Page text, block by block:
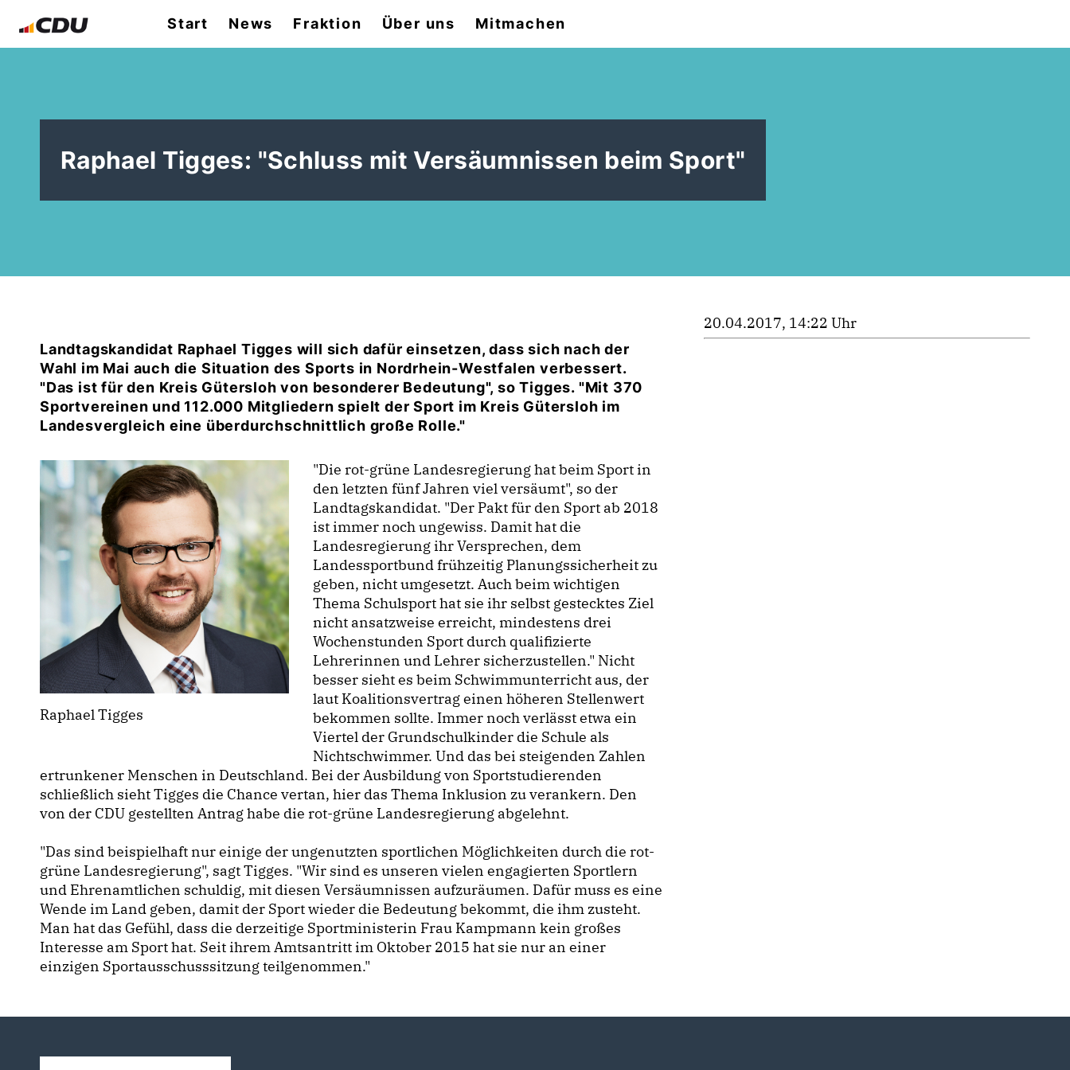
Start News Fraktion Über uns Mitmachen
Raphael Tigges: "Schluss mit Versäumnissen beim Sport"
Landtagskandidat Raphael Tigges will sich dafür einsetzen, dass sich nach der
Wahl im Mai auch die Situation des Sports in Nordrhein-Westfalen verbessert.
"Das ist für den Kreis Gütersloh von besonderer Bedeutung", so Tigges. "Mit 370
Sportvereinen und 112.000 Mitgliedern spielt der Sport im Kreis Gütersloh im
Landesvergleich eine überdurchschnittlich große Rolle."
Raphael Tigges
"Die rot-grüne Landesregierung hat beim Sport in
den letzten fünf Jahren viel versäumt", so der
Landtagskandidat. "Der Pakt für den Sport ab 2018
ist immer noch ungewiss. Damit hat die
Landesregierung ihr Versprechen, dem
Landessportbund frühzeitig Planungssicherheit zu
geben, nicht umgesetzt. Auch beim wichtigen
Thema Schulsport hat sie ihr selbst gestecktes Ziel
nicht ansatzweise erreicht, mindestens drei
Wochenstunden Sport durch qualifizierte
Lehrerinnen und Lehrer sicherzustellen." Nicht
besser sieht es beim Schwimmunterricht aus, der
laut Koalitionsvertrag einen höheren Stellenwert
bekommen sollte. Immer noch verlässt etwa ein
Viertel der Grundschulkinder die Schule als
Nichtschwimmer. Und das bei steigenden Zahlen
ertrunkener Menschen in Deutschland. Bei der Ausbildung von Sportstudierenden
schließlich sieht Tigges die Chance vertan, hier das Thema Inklusion zu verankern. Den
von der CDU gestellten Antrag habe die rot-grüne Landesregierung abgelehnt.
"Das sind beispielhaft nur einige der ungenutzten sportlichen Möglichkeiten durch die rot-
grüne Landesregierung", sagt Tigges. "Wir sind es unseren vielen engagierten Sportlern
und Ehrenamtlichen schuldig, mit diesen Versäumnissen aufzuräumen. Dafür muss es eine
Wende im Land geben, damit der Sport wieder die Bedeutung bekommt, die ihm zusteht.
Man hat das Gefühl, dass die derzeitige Sportministerin Frau Kampmann kein großes
Interesse am Sport hat. Seit ihrem Amtsantritt im Oktober 2015 hat sie nur an einer
einzigen Sportausschusssitzung teilgenommen."
20.04.2017, 14:22 Uhr